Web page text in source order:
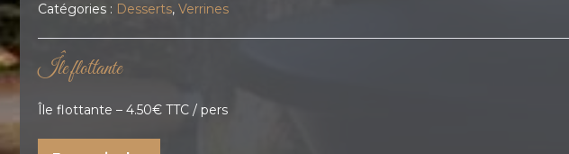
Catégories : Desserts, Verrines
Île flottante
Île flottante – 4.50€ TTC / pers